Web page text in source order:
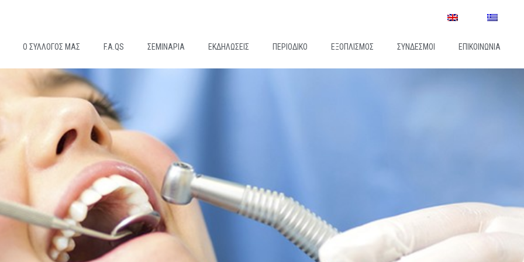
Ο ΣΎΛΛΟΓΟΣ ΜΑΣ F.A.QS ΣΕΜΙΝΆΡΙΑ ΕΚΔΗΛΏΣΕΙΣ ΠΕΡΙΟΔΙΚΌ ΕΞΟΠΛΙΣΜΌΣ ΣΎΝΔΕΣΜΟΙ ΕΠΙΚΟΙΝΩΝΊΑ